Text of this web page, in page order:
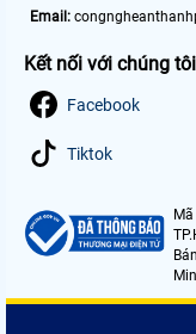
Email:
Kết nối với chúng tôi
Facebook
Tiktok